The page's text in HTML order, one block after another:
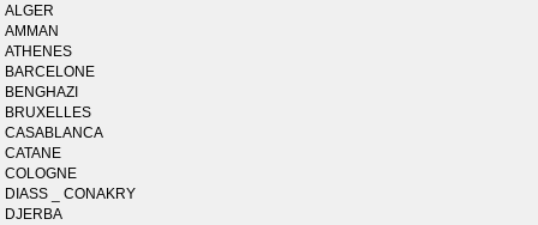
ALGER
AMMAN
ATHENES
BARCELONE
BENGHAZI
BRUXELLES
CASABLANCA
CATANE
COLOGNE
DIASS _ CONAKRY
DJERBA